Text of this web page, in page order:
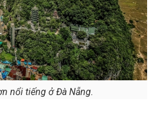
nổi tiếng ở Đà Nẵng.